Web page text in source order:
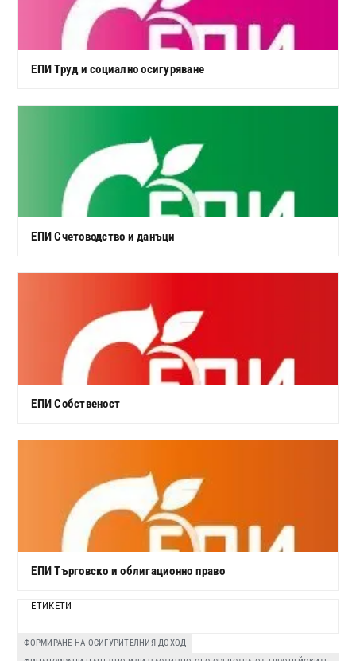
ЕПИ Труд и социално осигуряване
ЕПИ Счетоводство и данъци
ЕПИ Собственост
ЕПИ Търговско и облигационно право
ЕТИКЕТИ
ФОРМИРАНЕ НА ОСИГУРИТЕЛНИЯ ДОХОД